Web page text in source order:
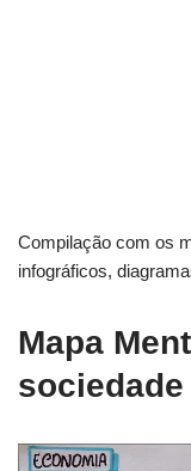
Compilação com os
infográficos,
Mapa
sociedade